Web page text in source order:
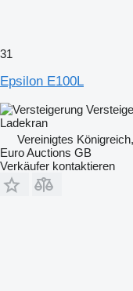
31
Epsilon E100L
Ladekran
Vereinigtes
Euro Auctions GB
Verkäufer kontaktieren